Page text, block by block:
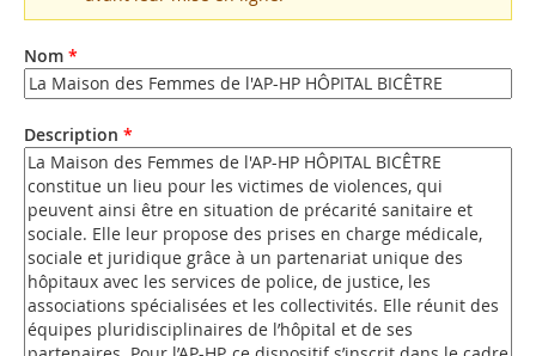
d'avertissement
Nom *
Description *